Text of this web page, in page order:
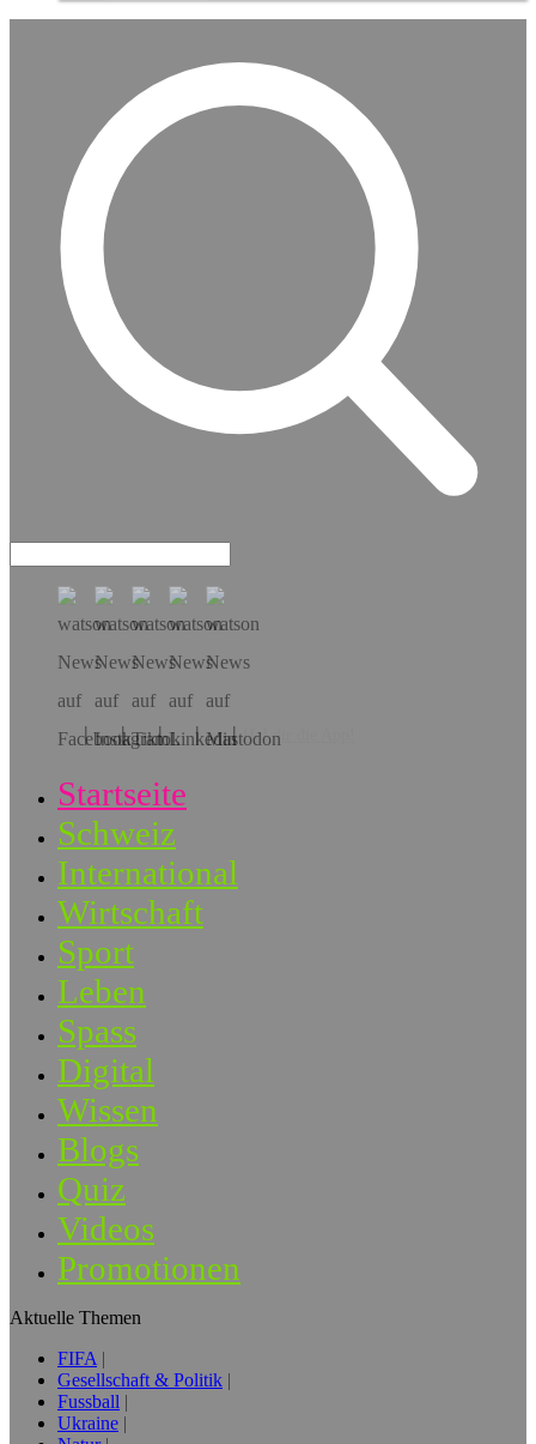
Hol dir die App!
Startseite
Schweiz
International
Wirtschaft
Sport
Leben
Spass
Digital
Wissen
Blogs
Quiz
Videos
Promotionen
Aktuelle Themen
FIFA
Gesellschaft & Politik
Fussball
Ukraine